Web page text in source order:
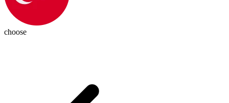
choose